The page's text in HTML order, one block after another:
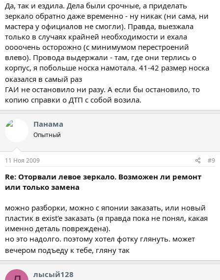
Да, так и ездила. Дела были срочные, а приделать
зеркало обратно даже временно - ну никак (ни сама, ни
мастера у официалов не смогли). Правда, выезжала
только в случаях крайней необходимости и ехала
оооочень осторожно (с минимумом перестроений
влево). Провода выдержали - там, где они терлись о
корпус, я побольше носка намотала. 41-42 размер носка
оказался в самый раз
ГАИ не остановило ни разу. А если бы остановило, то
копию справки о ДТП с собой возила.
Панама
Опытный
11 Ноя 2009 #9
Re: Оторвали левое зеркало. Возможен ли ремонт
или только замена
можно разборки, можно с японии заказать, или новый
пластик в exist'e заказать (я правда пока не понял, какая
именно деталь повреждена).
но это надолго. поэтому хотел фотку глянуть. может
вечером подъеду к тебе, гляну так
лысый128